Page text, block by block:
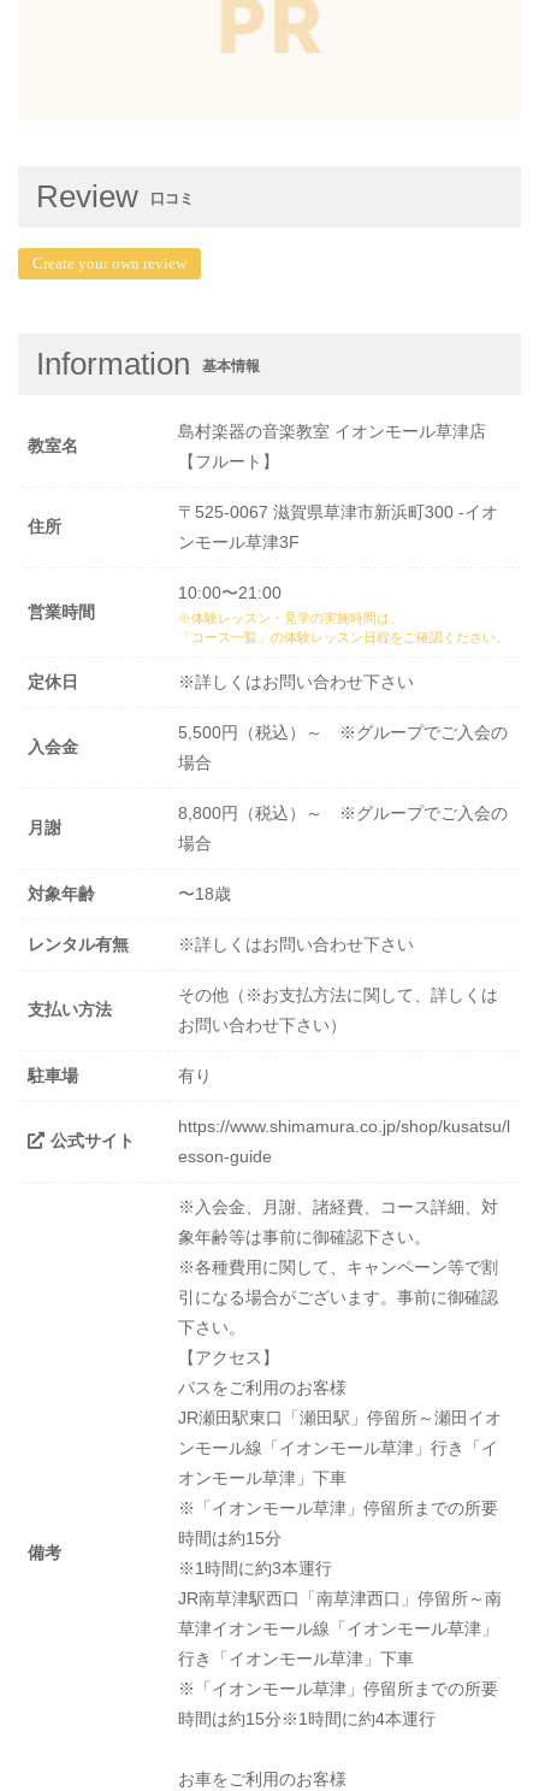
Review 口コミ
Create your own review
Information 基本情報
教室名
島村楽器の音楽教室 イオンモール草津店
【フルート】
住所
〒525-0067 滋賀県草津市新浜町300 -イオ
ンモール草津3F
営業時間
10:00〜21:00
※体験レッスン・見学の実施時間は、
「コース一覧」の体験レッスン日程をご確認ください。
定休日 ※詳しくはお問い合わせ下さい
入会金
5,500円（税込）～ ※グループでご入会の
場合
月謝
8,800円（税込）～ ※グループでご入会の
場合
対象年齢 〜18歳
レンタル有無 ※詳しくはお問い合わせ下さい
支払い方法
その他（※お支払方法に関して、詳しくは
お問い合わせ下さい）
駐車場 有り
公式サイト
https://www.shimamura.co.jp/shop/kusatsu/l
esson-guide
備考
※入会金、月謝、諸経費、コース詳細、対
象年齢等は事前に御確認下さい。
※各種費用に関して、キャンペーン等で割
引になる場合がございます。事前に御確認
下さい。
【アクセス】
バスをご利用のお客様
JR瀬田駅東口「瀬田駅」停留所～瀬田イオ
ンモール線「イオンモール草津」行き「イ
オンモール草津」下車
※「イオンモール草津」停留所までの所要
時間は約15分
※1時間に約3本運行
JR南草津駅西口「南草津西口」停留所～南
草津イオンモール線「イオンモール草津」
行き「イオンモール草津」下車
※「イオンモール草津」停留所までの所要
時間は約15分※1時間に約4本運行
お車をご利用のお客様